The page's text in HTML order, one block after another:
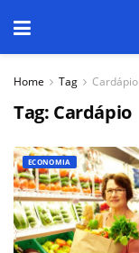
Home Tag Cardápio
Tag: Cardápio
ECONOMIA